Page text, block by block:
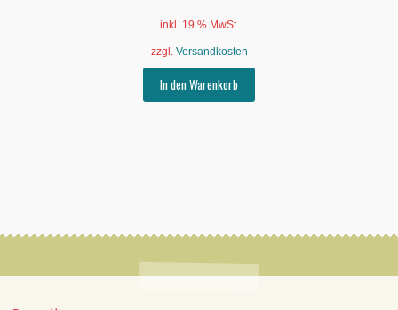
inkl. 19 % MwSt.
zzgl. Versandkosten
In den Warenkorb